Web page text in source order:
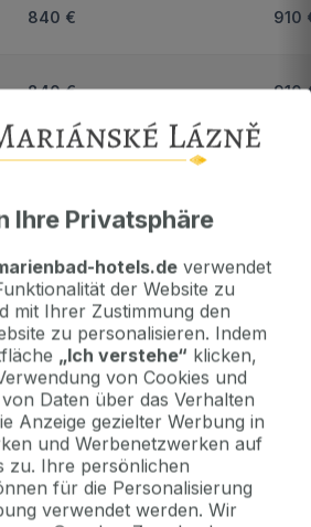
840 € 910
840 € 910
und andere...
mit einem Geschenkvoucher
nichts.
erhalten Sie zusammen mit dem Angebot
buchen
Ihre Privatsphäre
hotels.de verwendet
der Website zu
mit Ihrer Zustimmung den
zu personalisieren. Indem
„Ich verstehe“ klicken,
von Cookies und
Daten über das Verhalten
Anzeige gezielter Werbung in
und Werbenetzwerken auf
zu. Ihre persönlichen
für die Personalisierung
verwendet werden. Wir